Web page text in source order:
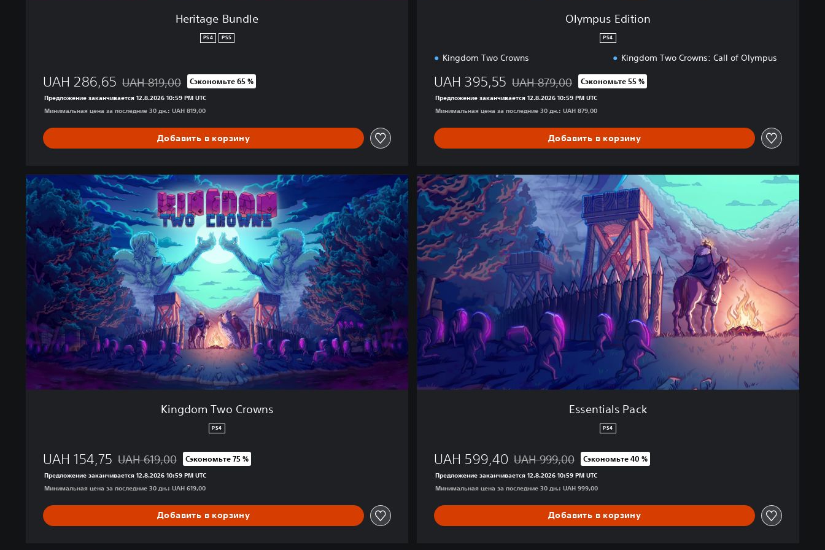
Heritage Bundle
PS4 PS5
UAH 286,65 Скидка с исходной цены UAH 819,00
UAH 819,00 Сэкономьте 65 %
Предложение заканчивается 12.8.2026 10:59 PM UTC
Минимальная цена за последние 30 дн.: UAH 819,00
Добавить в корзину
Olympus Edition
PS4
Kingdom Two Crowns Kingdom Two Crowns: Call of Olympus
UAH 395,55 Скидка с исходной цены UAH 879,00
UAH 879,00 Сэкономьте 55 %
Предложение заканчивается 12.8.2026 10:59 PM UTC
Минимальная цена за последние 30 дн.: UAH 879,00
Добавить в корзину
K
i
n
g
d
o
r
o
w
n
Kingdom Two Crowns
PS4
UAH 154,75 Скидка с исходной цены UAH 619,00
UAH 619,00 Сэкономьте 75 %
Предложение заканчивается 12.8.2026 10:59 PM UTC
Минимальная цена за последние 30 дн.: UAH 619,00
Добавить в корзину
E
s
s
n
t
i
a
s
P
Essentials Pack
PS4
UAH 599,40 Скидка с исходной цены UAH 999,00
UAH 999,00 Сэкономьте 40 %
Предложение заканчивается 12.8.2026 10:59 PM UTC
Минимальная цена за последние 30 дн.: UAH 999,00
Добавить в корзину